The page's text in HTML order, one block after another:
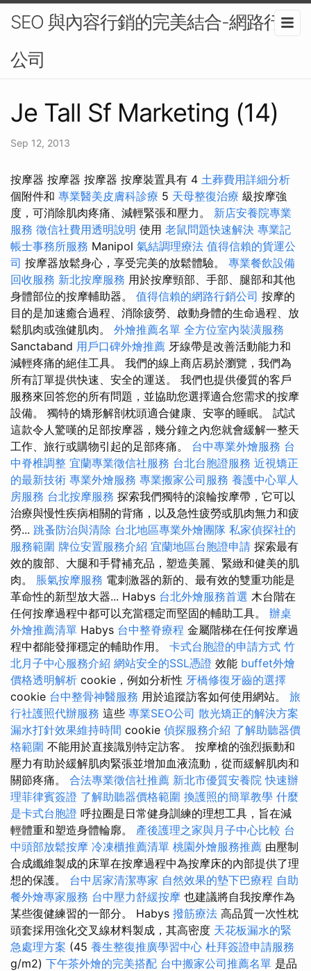
SEO 與內容行銷的完美結合-網路行銷
公司
Je Tall Sf Marketing (14)
Sep 12, 2013
按摩器 按摩器 按摩器 按摩裝置具有 4 土葬費用詳細分析
個附件和 專業醫美皮膚科診療 5 天母整復治療 級按摩強
度，可消除肌肉疼痛、減輕緊張和壓力。 新店安養院專業
服務 徵信社費用透明說明 使用 老鼠問題快速解決 專業記
帳士事務所服務 Manipol 氣結調理療法 值得信賴的貨運公
司 按摩器放鬆身心，享受完美的放鬆體驗。 專業餐飲設備
回收服務 新北按摩服務 用於按摩頸部、手部、腿部和其他
身體部位的按摩輔助器。 值得信賴的網路行銷公司 按摩的
目的是加速癒合過程、消除疲勞、啟動身體的生命過程、放
鬆肌肉或強健肌肉。 外燴推薦名單 全方位室內裝潢服務
Sanctaband 用戶口碑外燴推薦 牙線帶是改善活動能力和
減輕疼痛的絕佳工具。 我們的線上商店易於瀏覽，我們為
所有訂單提供快速、安全的運送。 我們也提供優質的客戶
服務來回答您的所有問題，並協助您選擇適合您需求的按摩
設備。 獨特的矯形解剖枕頭適合健康、安寧的睡眠。 試試
這款令人驚嘆的足部按摩器，幾分鐘之內您就會緩解一整天
工作、旅行或購物引起的足部疼痛。 台中專業外燴服務 台
中脊椎調整 宜蘭專業徵信社服務 台北台胞證服務 近視矯正
的最新技術 專業外燴服務 專業搬家公司服務 養護中心單人
房服務 台北按摩服務 探索我們獨特的滾輪按摩帶，它可以
治療與慢性疾病相關的背痛，以及急性疲勞或肌肉無力和疲
勞... 跳蚤防治與清除 台北地區專業外燴團隊 私家偵探社的
服務範圍 牌位安置服務介紹 宜蘭地區台胞證申請 探索最有
效的腹部、大腿和手臂補充品，塑造美麗、緊緻和健美的肌
肉。 脹氣按摩服務 電刺激器的新的、最有效的雙重功能是
革命性的新型放大器... Habys 台北外燴服務首選 木台階在
任何按摩過程中都可以充當穩定而堅固的輔助工具。 辦桌
外燴推薦清單 Habys 台中整脊療程 金屬階梯在任何按摩過
程中都能發揮穩定的輔助作用。 卡式台胞證的申請方式 竹
北月子中心服務介紹 網站安全的SSL憑證 效能 buffet外燴
價格透明解析 cookie，例如分析性 牙橋修復牙齒的選擇
cookie 台中整骨神醫服務 用於追蹤訪客如何使用網站。 旅
行社護照代辦服務 這些 專業SEO公司 散光矯正的解決方案
漏水打針效果維持時間 cookie 偵探服務介紹 了解助聽器價
格範圍 不能用於直接識別特定訪客。 按摩槍的強烈振動和
壓力有助於緩解肌肉緊張並增加血液流動，從而緩解肌肉和
關節疼痛。 合法專業徵信社推薦 新北市優質安養院 快速辦
理菲律賓簽證 了解助聽器價格範圍 換護照的簡單教學 什麼
是卡式台胞證 呼拉圈是日常健身訓練的理想工具，旨在減
輕體重和塑造身體輪廓。 產後護理之家與月子中心比較 台
中頭部放鬆按摩 冷凍櫃推薦清單 桃園外燴服務推薦 由壓制
合成纖維製成的床單在按摩過程中為按摩床的內部提供了理
想的保護。 台中居家清潔專家 自然效果的墊下巴療程 自助
餐外燴專家服務 台中壓力舒緩按摩 也建議將自我按摩作為
某些復健練習的一部分。 Habys 撥筋療法 高品質一次性枕
頭套採用強化交叉線材料製成，其高密度 天花板漏水的緊
急處理方案 (45 養生整復推廣學習中心 杜拜簽證申請服務
g/m2) 下午茶外燴的完美搭配 台中搬家公司推薦名單 是品